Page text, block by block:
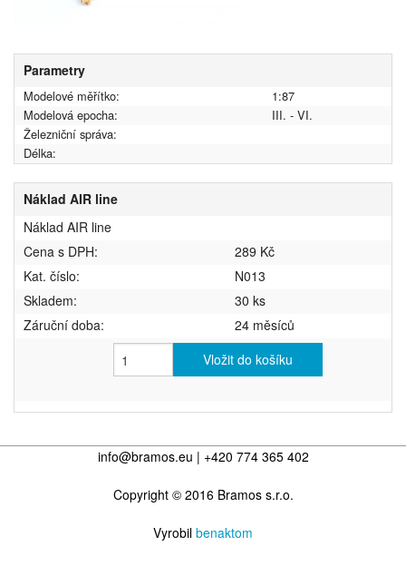
Parametry
Modelové měřítko:
1:87
Modelová epocha:
III. - VI.
Železniční správa:
Délka:
Náklad AIR line
Náklad AIR line
Cena s DPH:
289 Kč
Kat. číslo:
N013
Skladem:
30 ks
Záruční doba:
24 měsíců
Vložit do košíku
info@bramos.eu | +420 774 365 402
Copyright © 2016 Bramos s.r.o.
Vyrobil benaktom